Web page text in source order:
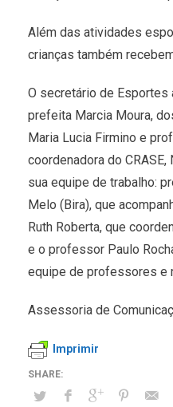
Além das atividades
crianças também
O secretário de Esportes
prefeita Marcia Moura,
Maria Lucia Firmino e
coordenadora do
sua equipe de trabalho:
Melo (Bira), que
Ruth Roberta, que
e o professor Paulo
equipe de professores e
Assessoria de
Imprimir